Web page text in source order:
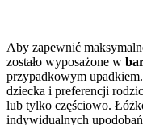
Aby zapewnić
zostało wyposażone w
przypadkowym
dziecka i preferencji
lub tylko częściowo.
indywidualnych